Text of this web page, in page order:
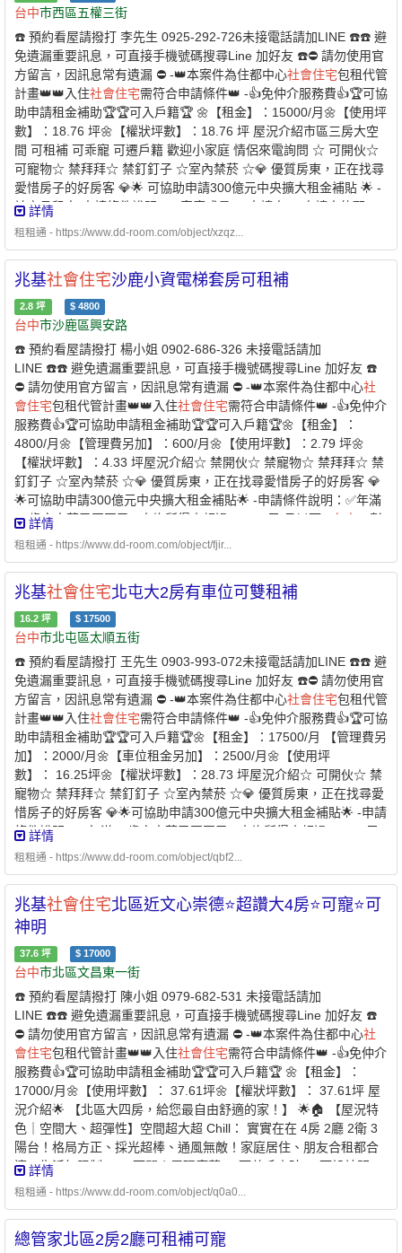
說明：✅家庭成員 ￭ 申請人 ￭ 申請人的配偶 ￭ 申請人及其配偶戶
申請人須為年滿 18 歲以上之中華民國國民2. 家庭成員定義：本
人 + 配偶 + 戶籍內直系親屬✅家庭年所得及財產限額 ￭ 家庭年所得
低於 134萬元以下 ￭ 每人每月平均所得低於 57,509 元以下 ￭ 申請
自建、自購住宅貸款利息補貼者動產限額：471 萬元以下 ￭ 不動產
限額：579 萬元✅無自有住宅（房屋） ￭ 申請人及家庭成員在臺中
市、彰化縣、南投縣均無自有住宅￭ 或個別持有面積未滿 40 平方
公尺✅於本市無承租本市公營住宅 或社會住宅✅且未同時享有政府租
金補貼 -⭐️ 兆基屋管 x 凱基銀行⭐️業界首例跨業合作 繳房租可刷卡自
動扣繳 -方便、安全的支付方式-* 每個月房租可以自動扣繳，
不怕又忘記* 利用刷卡繳納房租，快速建立個人信用* 妥善的靈活運
用現金，培養記帳好習慣 - 創造公平的租屋環境 企業
現居住正義提供安全安心的租屋居住環境 代租、代管、裝潢修繕、
包租 本公司專職租屋管理非一般房仲租屋找專業是房東房客最大保
障歡迎提供需求為您配對優質物件【經紀業／租賃
【兆基屋管股份有限公司
三段132號1樓📌經紀人：許舜傑(114)高市字第01724號 附近有便
利商店、傳統市場、公園綠地、學校。
台中市西區五權三街
☎️ 預約看屋請撥打 李先生 0925-292-726未接電話請加LINE ☎️☎️ 避
免遺漏重要訊息，可直接手機號碼搜尋Line 加好友 ☎️⛔️ 請勿使用官
方留言，因訊息常有遺漏 ⛔️ -👑本案件為住都中心社會住宅包租代管
計畫👑👑入住社會住宅需符合申請條件👑 -👍免仲介服務費👍🏆可協
助申請租金補助🏆🏆可入戶籍🏆 🌼【租金】：15000/月🌼【使用坪
數】：18.76 坪🌼【權狀坪數】：18.76 坪 屋況介紹市區三房大空
間 可租補 可乖寵 可遷戶籍 歡迎小家庭 情侶來電詢問 ☆ 可開伙☆
可寵物☆ 禁拜拜☆ 禁釘釘子 ☆室內禁菸 ☆💎 優質房東，正在找尋
愛惜房子的好房客 💎🌟 可協助申請300億元中央擴大租金補貼 🌟 -
社宅承租人-申請條件說明：✅家庭成員 ￭ 申請人 ￭ 申請人的配
偶 ￭ 申請人及其配偶戶籍內的直系親屬 ￭ 申請人的配偶之戶籍內的
2. 家庭成員定義：本人 + 配偶 + 戶籍內直系親屬✅家庭年所得及財
產限額 ￭ 家庭年所得低於 135萬 元以下 ￭ 每人每月平均所得低
於 56,270 元以下 ￭ 申請自建、自購
額：479 萬元以下 ￭ 不動產限額：560 萬元✅無自有
宅 ￭ 或個別持有面積未滿 40 平方公尺✅於本市無承租本市公營
宅或社會住宅✅且未同時享有政府租金補貼 -⭐️ 兆基屋管 x 凱基銀行
⭐️業界首例跨業合作 繳房租可刷卡自動扣繳 -方便、安全的支
付方式-* 每個月房租可以自動扣繳，不怕又忘記* 利用刷卡繳納房
租，快速建立個人信用* 妥善的靈活運用現金，培養記帳好習慣 - 創
造公平的租屋環境 企業社會 責任、實現居住正義提供安全安心的租
屋居住環境 代租、代管、裝潢修繕、包租 本公司專職租屋管理非一
般房仲租屋找專業是房東房客最大保障歡迎提供需求為您配對優質
物件【經紀業／租賃住宅服務業】【兆基屋管股份有限公司 台中 分
公司】📌地址：
(114)高市字第01724號 附近有便利商店。
詳情
租租通 - https://www.dd-room.com/object/xzqz...
兆基社會住宅沙鹿小資電梯套房可租補
2.8 坪 $ 4800
台中市沙鹿區興安路
☎️ 預約看屋請撥打 楊小姐 0902-686-326 未接電話請加
LINE ☎️☎️ 避免遺漏重要訊息，可直接手機號碼搜尋Line 加好友 ☎️
⛔️ 請勿使用官方留言，因訊息常有遺漏 ⛔️ -👑本案件為住都中心社
會住宅包租代管計畫👑👑入住社會住宅需符合申請條件👑 -👍免仲介
服務費👍🏆可協助申請租金補助🏆🏆可入戶籍🏆🌼【租金】：
4800/月🌼【管理費另加】：600/月🌼【使用坪數】：2.79 坪🌼
【權狀坪數】：4.33 坪屋況介紹☆ 禁開伙☆ 禁寵物☆ 禁拜拜☆ 禁
釘釘子 ☆室內禁菸 ☆💎 優質房東，正在找尋愛惜房子的好房客 💎
🌟可協助申請300億元中央擴大租金補貼🌟 -申請條件說明：✅年滿
18歲之中華民國國民✅人均所得未超過56,270元/月以下✅
台中
、彰
化、南投無有
✅於本市無承租本市公營
房租可刷卡自動扣繳 -方便、安全的支付方式-* 每個月房租可
以自動扣繳，不怕又忘記* 利用刷卡繳納房租，快速建立個人信用
* 妥善的靈活運用現金，培養記帳好習慣 - 創造公平的租屋環境 企
業社會責任、實現居住正義提供安全安心的租屋居住環境 代租、代
房東房客最大保障歡迎提供需求為您配對優質物件【經紀業／租賃
住宅服務業】【兆基屋管股份有限公司台中 分公司】📌地址：台中
市北區三民路三段132號1樓📌經紀人：許舜傑(114)高市字第01724
號附近有便利商店、傳統市場、百貨公司、公園綠地、學校、醫療
機構。
詳情
租租通 - https://www.dd-room.com/object/fjir...
兆基社會住宅北屯大2房有車位可雙租補
16.2 坪 $ 17500
台中市北屯區太順五街
☎️ 預約看屋請撥打 王先生 0903-993-072未接電話請加LINE ☎️☎️ 避
免遺漏重要訊息，可直接手機號碼搜尋Line 加好友 ☎️⛔️ 請勿使用官
方留言，因訊息常有遺漏 ⛔️ -👑本案件為住都中心社會住宅包租代管
計畫👑👑入住社會住宅需符合申請條件👑 -👍免仲介服務費👍🏆可協
助申請租金補助🏆🏆可入戶籍🏆🌼【租金】：17500/月 【管理費另
加】：2000/月🌼【車位租金另加】：2500/月🌼【使用坪
數】： 16.25坪🌼【權狀坪數】：28.73 坪屋況介紹☆ 可開伙☆ 禁
寵物☆ 禁拜拜☆ 禁釘釘子 ☆室內禁菸 ☆💎 優質房東，正在找尋愛
惜房子的好房客 💎🌟可協助申請300億元中央擴大租金補貼🌟 -申請
條件說明：✅年滿18歲之中華民國國民✅人均所得未超過56,270元/
月以下✅ 台中 、彰化、南投無有 住宅 ✅於本市無承租本市公營
界首例跨業合作 繳房租可刷卡自動扣繳 -方便、安全的支付方
式-* 每個月房租可以自動扣繳，不怕又忘記* 利用刷卡繳納房租，快
速建立個人信用* 妥善的靈活運用現金，培養記帳好習慣 - 創造公平
的租屋環境 企業社會
環境 代租、代管、裝潢修繕、包租 本公司專職租屋管理非一般房仲
租屋找專業是房東房客最大保障歡迎提供需求為您配對優質物件
【經紀業／租賃住宅服務業】【兆基屋管股份有限公司台中
司】📌地址：台中市北區三民路三段132號1樓📌經紀人：許舜傑
(114)高市字第01724號附近有便利商店、傳統市場、百貨公司、公
園綠地、學校、醫療機構。
詳情
租租通 - https://www.dd-room.com/object/qbf2...
兆基社會住宅北區近文心崇德⭐超讚大4房⭐可寵⭐可
神明
37.6 坪 $ 17000
台中市北區文昌東一街
☎️ 預約看屋請撥打 陳小姐 0979-682-531 未接電話請加
LINE ☎️☎️ 避免遺漏重要訊息，可直接手機號碼搜尋Line 加好友 ☎️
⛔️ 請勿使用官方留言，因訊息常有遺漏 ⛔️ -👑本案件為住都中心社
會住宅包租代管計畫👑👑入住社會住宅需符合申請條件👑 -👍免仲介
服務費👍🏆可協助申請租金補助🏆🏆可入戶籍🏆 🌼【租金】：
17000/月🌼【使用坪數】： 37.61坪🌼【權狀坪數】： 37.61坪 屋
況介紹🌟 【北區大四房，給您最自由舒適的家！】 🌟🏠 【屋況特
色｜空間大、超彈性】空間超大超 Chill： 實實在在 4房 2廳 2衛 3
陽台！格局方正、採光超棒、通風無敵！家庭居住、朋友合租都合
適～生活無限制： ✅ 可開火展現廚藝 ✅ 可養毛小孩 ✅ 可設神明
桌！給您百分百自由的居家生活！省錢最划算： 水電瓦斯都是台
📍 【周遭環境｜機能爆棚、超便利】美食購物一把抓： 走路或騎車
就到天津路服飾商圈與北平路美食街！全聯、家樂福超市跟傳統市
詳情
租租通 - https://www.dd-room.com/object/q0a0...
總管家北區2房2廳可租補可寵